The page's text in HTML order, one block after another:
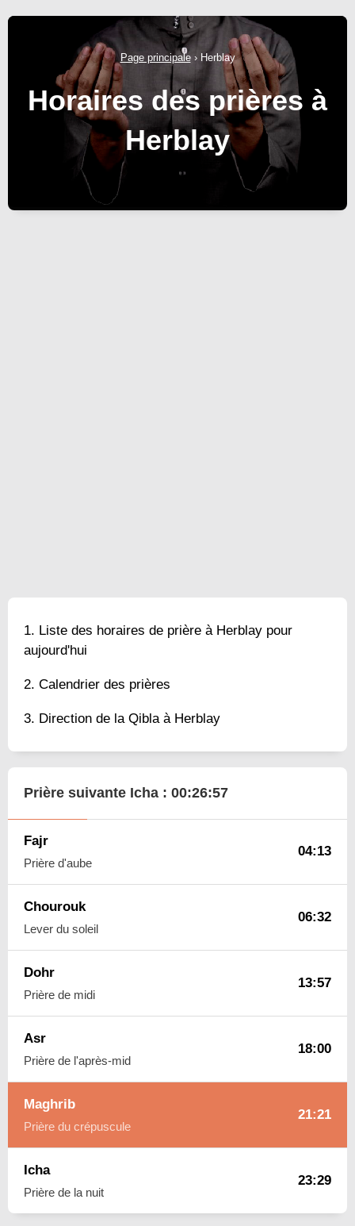
Page principale› Herblay
Horaires des prières à
Herblay
Liste des horaires de prière à Herblay pour
aujourd'hui
Calendrier des prières
Direction de la Qibla à Herblay
Prière suivante Icha : 00:26:56
Fajr
Prière d'aube
04:13
Chourouk
Lever du soleil
06:32
Dohr
Prière de midi
13:57
Asr
Prière de l'après-mid
18:00
Maghrib
Prière du crépuscule
21:21
Icha
Prière de la nuit
23:29